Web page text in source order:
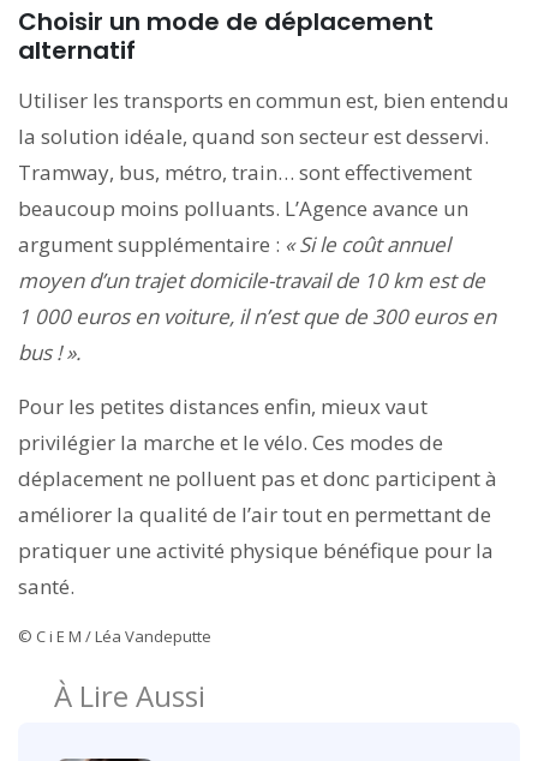
Choisir un mode de déplacement
alternatif
Utiliser les transports en commun est, bien entendu
la solution idéale, quand son secteur est desservi.
Tramway, bus, métro, train… sont effectivement
beaucoup moins polluants. L’Agence avance un
argument supplémentaire : « Si le coût annuel
moyen d’un trajet domicile-travail de 10 km est de
1 000 euros en voiture, il n’est que de 300 euros en
bus ! ».
Pour les petites distances enfin, mieux vaut
privilégier la marche et le vélo. Ces modes de
déplacement ne polluent pas et donc participent à
améliorer la qualité de l’air tout en permettant de
pratiquer une activité physique bénéfique pour la
santé.
© C i E M / Léa Vandeputte
À Lire Aussi